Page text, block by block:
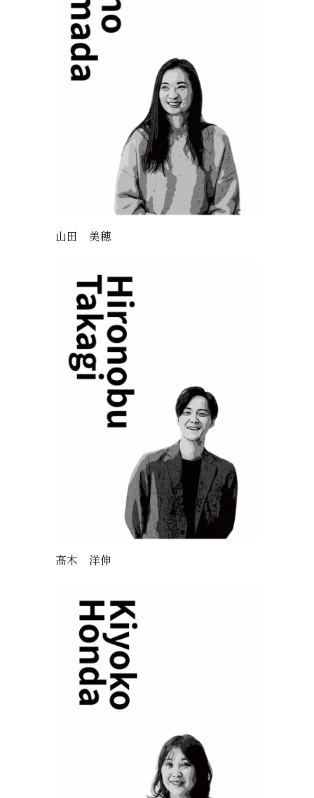
山田 美穂
髙木 洋伸